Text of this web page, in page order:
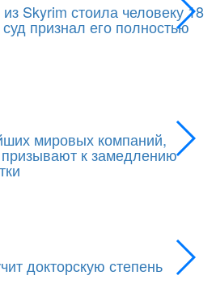
Skyrim стоила человеку 18
признал его полностью
мировых компаний,
к замедлению
докторскую степень